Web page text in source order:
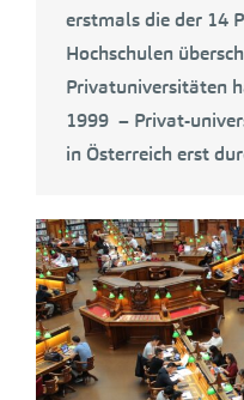
erstmals die der 14
Hochschulen
Privatuniversitäten
1999 – Privat-
in Österreich erst